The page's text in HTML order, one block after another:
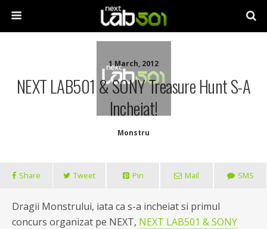
1 March, 2012
NEXT LAB501 & SONY Treasure Hunt S-A
Incheiat!
Monstru
Share Tweet Pin Mail SMS
Dragii Monstrului, iata ca s-a incheiat si primul
concurs organizat pe NEXT, NEXT LAB501 & SONY